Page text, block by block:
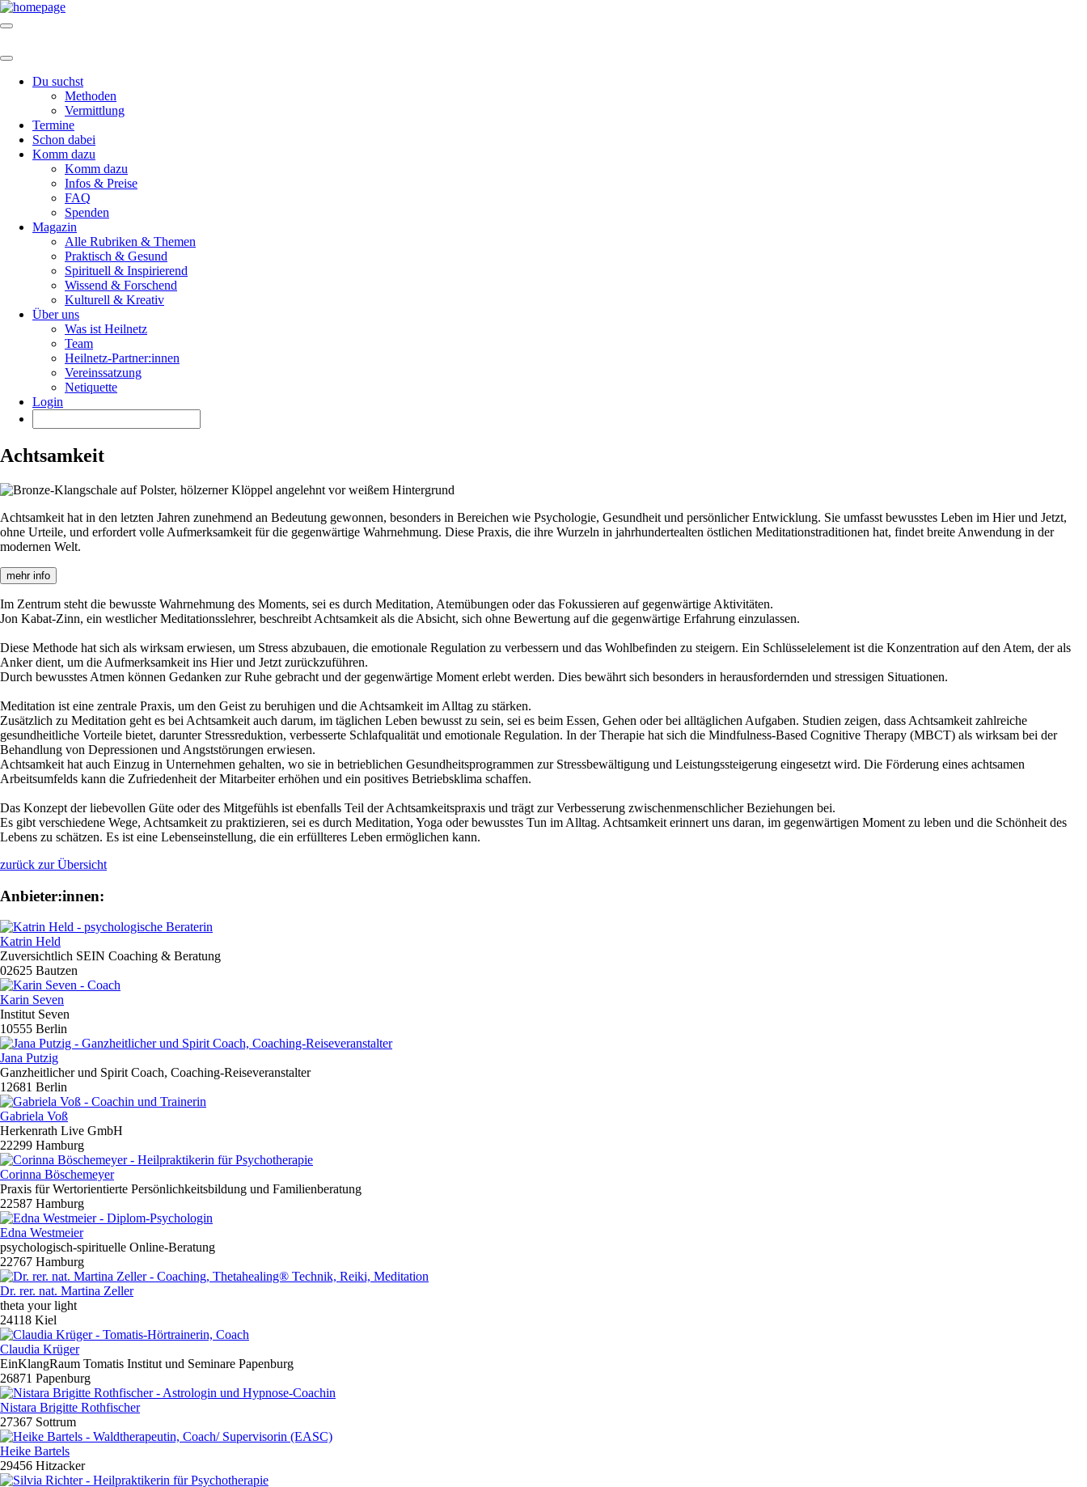
Du suchst
Methoden
Vermittlung
Termine
Schon dabei
Komm dazu
Komm dazu
Infos & Preise
FAQ
Spenden
Magazin
Alle Rubriken & Themen
Praktisch & Gesund
Spirituell & Inspirierend
Wissend & Forschend
Kulturell & Kreativ
Über uns
Was ist Heilnetz
Team
Heilnetz-Partner:innen
Vereinssatzung
Netiquette
Login
Achtsamkeit
Achtsamkeit hat in den letzten Jahren zunehmend an Bedeutung gewonnen, besonders in Bereichen wie Psychologie, Gesundheit und persönlicher Entwicklung. Sie umfasst bewusstes Leben im Hier und Jetzt,
ohne Urteile, und erfordert volle Aufmerksamkeit für die gegenwärtige Wahrnehmung. Diese Praxis, die ihre Wurzeln in jahrhundertealten östlichen Meditationstraditionen hat, findet breite Anwendung in der
modernen Welt.
mehr info
Im Zentrum steht die bewusste Wahrnehmung des Moments, sei es durch Meditation, Atemübungen oder das Fokussieren auf gegenwärtige Aktivitäten.
Jon Kabat-Zinn, ein westlicher Meditationsslehrer, beschreibt Achtsamkeit als die Absicht, sich ohne Bewertung auf die gegenwärtige Erfahrung einzulassen.
Diese Methode hat sich als wirksam erwiesen, um Stress abzubauen, die emotionale Regulation zu verbessern und das Wohlbefinden zu steigern. Ein Schlüsselelement ist die Konzentration auf den Atem, der als
Anker dient, um die Aufmerksamkeit ins Hier und Jetzt zurückzuführen.
Durch bewusstes Atmen können Gedanken zur Ruhe gebracht und der gegenwärtige Moment erlebt werden. Dies bewährt sich besonders in herausfordernden und stressigen Situationen.
Meditation ist eine zentrale Praxis, um den Geist zu beruhigen und die Achtsamkeit im Alltag zu stärken.
Zusätzlich zu Meditation geht es bei Achtsamkeit auch darum, im täglichen Leben bewusst zu sein, sei es beim Essen, Gehen oder bei alltäglichen Aufgaben. Studien zeigen, dass Achtsamkeit zahlreiche
gesundheitliche Vorteile bietet, darunter Stressreduktion, verbesserte Schlafqualität und emotionale Regulation. In der Therapie hat sich die Mindfulness-Based Cognitive Therapy (MBCT) als wirksam bei der
Behandlung von Depressionen und Angststörungen erwiesen.
Achtsamkeit hat auch Einzug in Unternehmen gehalten, wo sie in betrieblichen Gesundheitsprogrammen zur Stressbewältigung und Leistungssteigerung eingesetzt wird. Die Förderung eines achtsamen
Arbeitsumfelds kann die Zufriedenheit der Mitarbeiter erhöhen und ein positives Betriebsklima schaffen.
Das Konzept der liebevollen Güte oder des Mitgefühls ist ebenfalls Teil der Achtsamkeitspraxis und trägt zur Verbesserung zwischenmenschlicher Beziehungen bei.
Es gibt verschiedene Wege, Achtsamkeit zu praktizieren, sei es durch Meditation, Yoga oder bewusstes Tun im Alltag. Achtsamkeit erinnert uns daran, im gegenwärtigen Moment zu leben und die Schönheit des
Lebens zu schätzen. Es ist eine Lebenseinstellung, die ein erfüllteres Leben ermöglichen kann.
zurück zur Übersicht
Anbieter:innen:
Katrin Held
Zuversichtlich SEIN Coaching & Beratung
02625 Bautzen
Karin Seven
Institut Seven
10555 Berlin
Jana Putzig
Ganzheitlicher und Spirit Coach, Coaching-Reiseveranstalter
12681 Berlin
Gabriela Voß
Herkenrath Live GmbH
22299 Hamburg
Corinna Böschemeyer
Praxis für Wertorientierte Persönlichkeitsbildung und Familienberatung
22587 Hamburg
Edna Westmeier
psychologisch-spirituelle Online-Beratung
22767 Hamburg
Dr. rer. nat. Martina Zeller
theta your light
24118 Kiel
Claudia Krüger
EinKlangRaum Tomatis Institut und Seminare Papenburg
26871 Papenburg
Nistara Brigitte Rothfischer
27367 Sottrum
Heike Bartels
29456 Hitzacker